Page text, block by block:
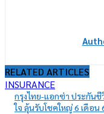
RELATED ARTICLES
INSURANCE
กรุงไทย-แอกซ่า ประกัน
ใจ ลุ้นรับโชคใหญ่ 6 เดือน